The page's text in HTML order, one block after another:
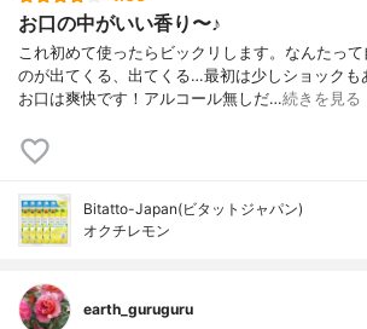
お口の中がいい香り〜♪
これ初めて使ったらビックリします。なんたっ
のが出てくる、出てくる…最初は少しショックも
お口は爽快です！アルコール無しだ…続きを見る
Bitatto-Japan(ビタットジャパン)
オクチレモン
earth_guruguru